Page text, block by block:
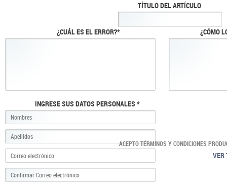
TÍTULO DEL ARTÍCULO
¿CUÁL ES EL ERROR?* ¿CÓMO
INGRESE SUS DATOS PERSONALES *
ACEPTO TÉRMINOS Y CONDICIONES
VER